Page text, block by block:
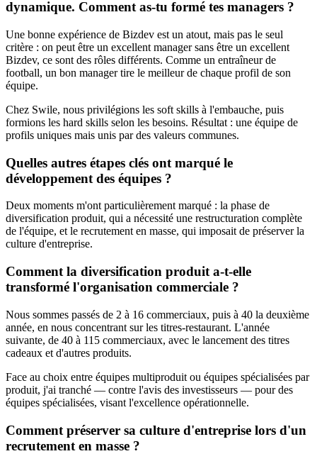
dynamique. Comment as-tu formé tes managers ?
Une bonne expérience de Bizdev est un atout, mais pas le seul
critère : on peut être un excellent manager sans être un excellent
Bizdev, ce sont des rôles différents. Comme un entraîneur de
football, un bon manager tire le meilleur de chaque profil de son
équipe.
Chez Swile, nous privilégions les soft skills à l'embauche, puis
formions les hard skills selon les besoins. Résultat : une équipe de
profils uniques mais unis par des valeurs communes.
Quelles autres étapes clés ont marqué le
développement des équipes ?
Deux moments m'ont particulièrement marqué : la phase de
diversification produit, qui a nécessité une restructuration complète
de l'équipe, et le recrutement en masse, qui imposait de préserver la
culture d'entreprise.
Comment la diversification produit a-t-elle
transformé l'organisation commerciale ?
Nous sommes passés de 2 à 16 commerciaux, puis à 40 la deuxième
année, en nous concentrant sur les titres-restaurant. L'année
suivante, de 40 à 115 commerciaux, avec le lancement des titres
cadeaux et d'autres produits.
Face au choix entre équipes multiproduit ou équipes spécialisées par
produit, j'ai tranché — contre l'avis des investisseurs — pour des
équipes spécialisées, visant l'excellence opérationnelle.
Comment préserver sa culture d'entreprise lors d'un
recrutement en masse ?